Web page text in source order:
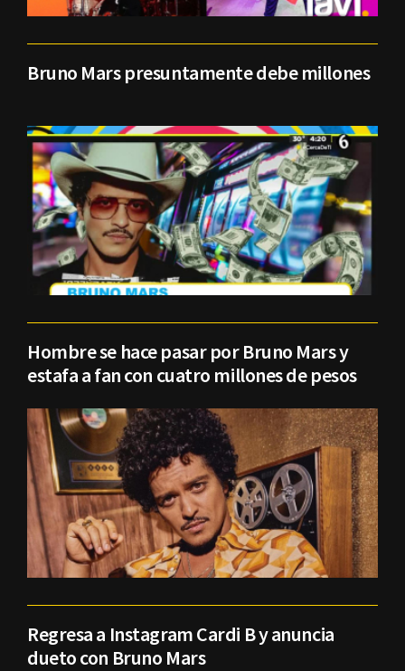
Bruno Mars presuntamente debe millones
Hombre se hace pasar por Bruno Mars y
estafa a fan con cuatro millones de pesos
Regresa a Instagram Cardi B y anuncia
dueto con Bruno Mars